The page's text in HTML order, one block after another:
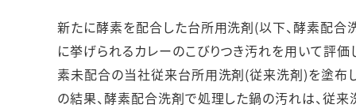
新たに酵素を配合した台所用洗剤(以下、酵素配合
に挙げられるカレーのこびりつき汚れを用いて評
素未配合の当社従来台所用洗剤(従来洗剤)を塗布
の結果、酵素配合洗剤で処理した鍋の汚れは、従